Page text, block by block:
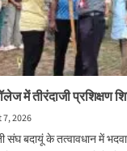
में तीरंदाजी प्रशिक्षण
2026
संघ बदायूं के तत्वावधान में